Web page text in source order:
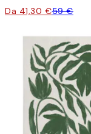
Da 41,30 €59 €